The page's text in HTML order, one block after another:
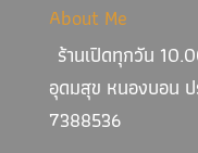
About Me
ร้านเปิดทุกวัน
อุดมสุข หนองบอน
7388536